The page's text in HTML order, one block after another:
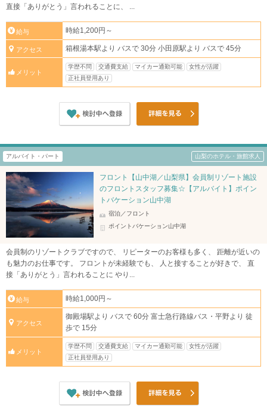
直接「ありがとう」言われることに、 ...
給与 時給1,200円～
アクセス 箱根湯本駅より バスで 30分 小田原駅より バスで 45分
メリット
学歴不問 交通費支給 マイカー通勤可能
女性が活躍
正社員登用あり
アルバイト・パート 山梨のホテル・旅館求人
フロント【山中湖／山梨県】会員制リゾート施設
のフロントスタッフ募集☆【アルバイト】ポイン
トバケーション山中湖
宿泊／フロント
ポイントバケーション山中湖
会員制のリゾートクラブですので、 リピーターのお客様も多く、 距離が近いの
も魅力のお仕事です。 フロントが未経験でも、 人と接することが好きで、 直
接「ありがとう」言われることに やり...
給与 時給1,000円～
アクセス
御殿場駅より バスで 60分 富士急行路線バス・平野より 徒
歩で 15分
メリット
学歴不問 交通費支給 マイカー通勤可能
女性が活躍
正社員登用あり